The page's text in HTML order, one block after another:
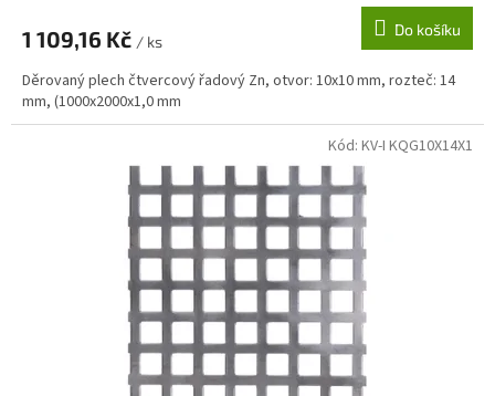
1 109,16 Kč / ks
Do košíku
Děrovaný plech čtvercový řadový Zn, otvor: 10x10 mm, rozteč: 14
mm, (1000x2000x1,0 mm
Kód: KV-I KQG10X14X1